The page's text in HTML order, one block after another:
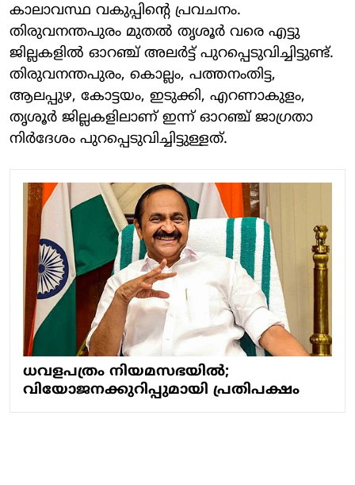
കാലാവസ്ഥ വകുപ്പിന്റെ പ്രവചനം.
തിരുവനന്തപുരം മുതല്‍ തൃശൂര്‍ വരെ എട്ടു
ജില്ലകളില്‍ ഓറഞ്ച് അലര്‍ട്ട് പുറപ്പെടുവിച്ചിട്ടുണ്ട്.
തിരുവനന്തപുരം, കൊല്ലം, പത്തനംതിട്ട,
ആലപ്പുഴ, കോട്ടയം, ഇടുക്കി, എറണാകുളം,
തൃശൂര്‍ ജില്ലകളിലാണ് ഇന്ന് ഓറഞ്ച് ജാഗ്രതാ
നിര്‍ദേശം പുറപ്പെടുവിച്ചിട്ടുള്ളത്.
ധവളപത്രം നിയമസഭയില്‍;
വിയോജനക്കുറിപ്പുമായി പ്രതിപക്ഷം